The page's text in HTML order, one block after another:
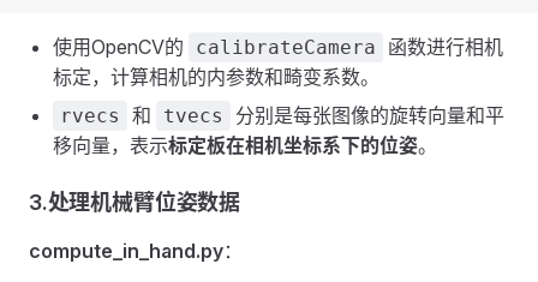
使用OpenCV的 calibrateCamera
函数进行相机
标定，计算相机的内参数和畸变系数。
rvecs 和 tvecs
分别是每张图像的旋转向量和平
移向量，表示标定板在相机坐标系下的位姿。
3.处理机械臂位姿数据
compute_in_hand.py：